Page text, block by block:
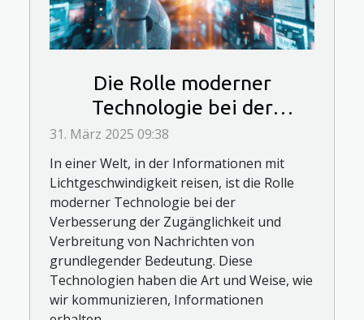
Die Rolle moderner
Technologie bei der
Verbesserung der
Zugänglichkeit und
Verbreitung von Nachrichten
31. März 2025 09:38
In einer Welt, in der Informationen mit
Lichtgeschwindigkeit reisen, ist die Rolle
moderner Technologie bei der
Verbesserung der Zugänglichkeit und
Verbreitung von Nachrichten von
grundlegender Bedeutung. Diese
Technologien haben die Art und Weise, wie
wir kommunizieren, Informationen